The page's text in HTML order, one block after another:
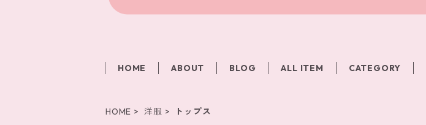
HOME ABOUT BLOG ALL ITEM CATEGORY
HOME 洋服 トップス